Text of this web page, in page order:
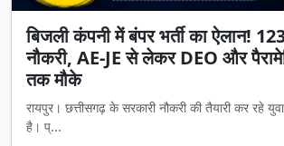
बिजली कंपनी में बंपर भर्ती का ऐलान!
नौकरी, AE-JE से लेकर DEO और
तक मौके
रायपुर। छत्तीसगढ़ के सरकारी नौकरी की तैयारी कर रहे
है। प्...